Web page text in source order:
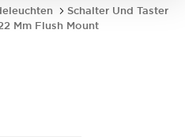
Schalter Und Taster
Mm Flush Mount